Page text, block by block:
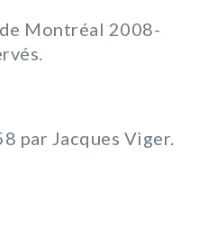
Montréal 2008-
par Jacques Viger.